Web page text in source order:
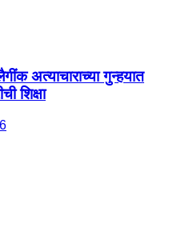
अत्याचाराच्या गुन्हयात
शिक्षा